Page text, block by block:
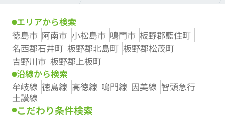
エリアから検索
徳島市 阿南市 小松島市 鳴門市 板野郡藍住町
名西郡石井町 板野郡北島町 板野郡松茂町
吉野川市 板野郡上板町
沿線から検索
牟岐線 徳島線 高徳線 鳴門線 因美線 智頭急行
土讃線
こだわり条件検索